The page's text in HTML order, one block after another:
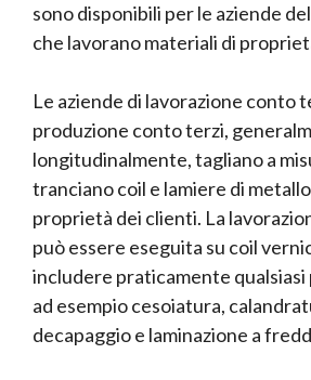
sono disponibili per le aziende
che lavorano materiali di
Le aziende di lavorazione conto
produzione conto terzi,
longitudinalmente, tagliano a
tranciano coil e lamiere di
proprietà dei clienti. La
può essere eseguita su coil
includere praticamente qualsiasi
ad esempio cesoiatura,
decapaggio e laminazione a